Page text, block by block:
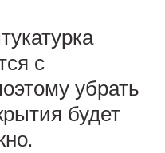
с
убрать
будет